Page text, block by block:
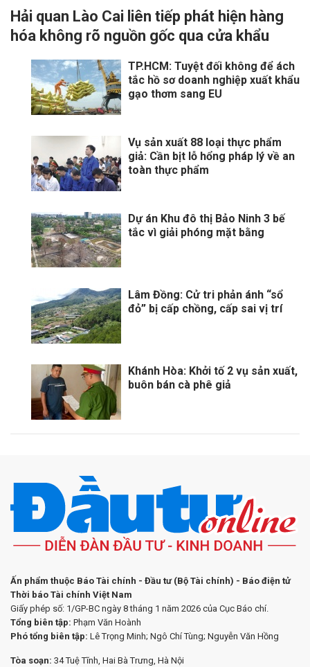
Hải quan Lào Cai liên tiếp phát hiện hàng
hóa không rõ nguồn gốc qua cửa khẩu
TP.HCM: Tuyệt đối không để ách
tắc hồ sơ doanh nghiệp xuất khẩu
gạo thơm sang EU
Vụ sản xuất 88 loại thực phẩm
giả: Cần bịt lỗ hổng pháp lý về an
toàn thực phẩm
Dự án Khu đô thị Bảo Ninh 3 bế
tắc vì giải phóng mặt bằng
Lâm Đồng: Cử tri phản ánh “sổ
đỏ” bị cấp chồng, cấp sai vị trí
Khánh Hòa: Khởi tố 2 vụ sản xuất,
buôn bán cà phê giả
Ấn phẩm thuộc Báo Tài chính - Đầu tư (Bộ Tài chính) - Báo điện tử
Thời báo Tài chính Việt Nam
Giấy phép số: 1/GP-BC ngày 8 tháng 1 năm 2026 của Cục Báo chí.
Tổng biên tập: Phạm Văn Hoành
Phó tổng biên tập: Lê Trọng Minh; Ngô Chí Tùng; Nguyễn Văn Hồng
Tòa soạn: 34 Tuệ Tĩnh, Hai Bà Trưng, Hà Nội